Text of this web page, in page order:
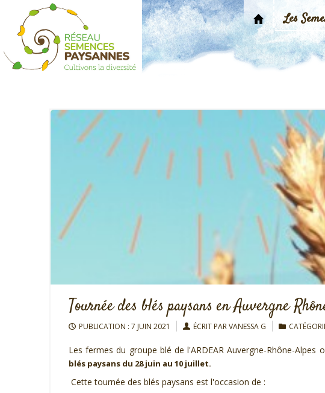
Les
Tournée des blés paysans en Auvergne
PUBLICATION : 7 JUIN 2021 ÉCRIT PAR VANESSA G
Les fermes du groupe blé de l'ARDEAR Auvergne-Rhône-Alpes
blés paysans du 28 juin au 10 juillet.
Cette tournée des blés paysans est l'occasion de :